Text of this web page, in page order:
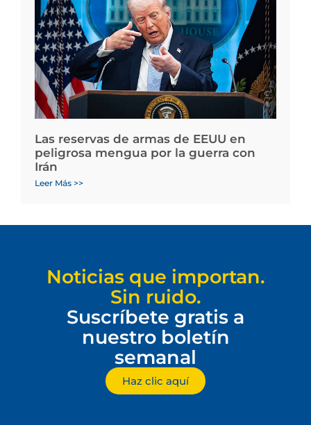
Las reservas de armas de EEUU en
peligrosa mengua por la guerra con
Irán
Leer Más >>
Noticias que importan.
Sin ruido.
Suscríbete gratis a
nuestro boletín
semanal
Haz clic aquí